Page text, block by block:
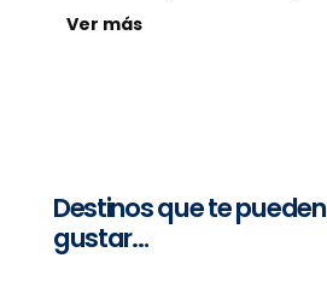
Ver más
Destinos que te pueden
gustar…